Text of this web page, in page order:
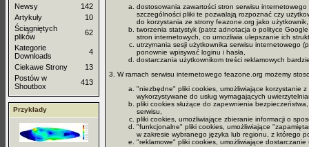
Newsy
142
Artykuły
10
Ściągniętych
plików
62
Kategorie
Downloads
4
Ciekawe Strony
13
Postów w
Shoutbox
413
Przykłady
dostosowania zawartości stron serwisu
szczególności pliki te pozwalają rozpoznać czy
do korzystania ze strony feazone.org jako użytkownik,
tworzenia statystyk (patrz adnotacja o polityce
stron internetowych, co umożliwia ulepszanie ich
utrzymania sesji użytkownika serwisu internetowego
ponownie wpisywać loginu i hasła,
dostarczania użytkownikom treści reklamowych
3. W ramach serwisu internetowego feazone.org możemy
"niezbędne" pliki cookies, umożliwiające korzystanie
wykorzystywane do usług wymagających
pliki cookies służące do zapewnienia
serwisu,
pliki cookies, umożliwiające zbieranie informacji o
"funkcjonalne" pliki cookies, umożliwiające
w zakresie wybranego języka lub regionu, z którego
"reklamowe" pliki cookies, umożliwiające